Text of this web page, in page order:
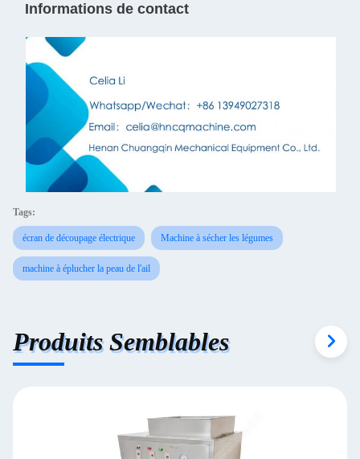
Informations de contact
Tags:
écran de découpage électrique Machine à sécher les légumes
machine à éplucher la peau de l'ail
Produits Semblables